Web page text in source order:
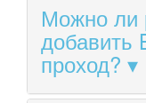
Можно ли
добавить
проход?